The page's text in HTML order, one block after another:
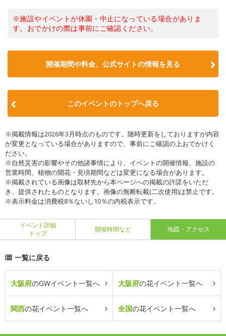
※施設やイベントが休園・中止になっている場合がありま
す。おでかけの際は事前にご確認ください。
開催期間や料金、公式サイトの情報を見る
このイベントのトップへ戻る
※掲載情報は2026年3月時点のものです。随時更新をしておりますが内容
が変更となっている場合がありますので、事前にご確認の上おでかけく
ださい。
※自然災害の影響やその他諸事情により、イベントの開催情報、施設の
営業時間、植物の開花・見頃期間などは変更になる場合があります。
※掲載されている画像は取材先から本ページへの掲載の許諾をいただ
き、提供されたものとなります。画像の無断転載(二次使用)は禁止です。
※表示料金は消費税8％ないし10％の内税表示です。
イベント詳細
トップ
開催時間など 地図・アクセス
一覧に戻る
大阪府のGWイベント一覧へ 大阪府の花イベント一覧へ
関西の花イベント一覧へ 全国の花イベント一覧へ